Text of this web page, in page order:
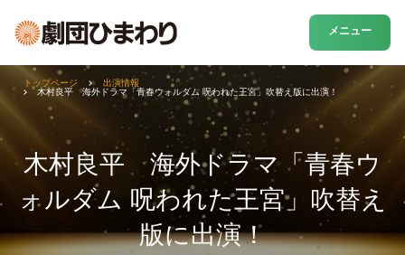
メニュー
木村良平 海外ドラマ「青春ウ
ォルダム 呪われた王宮」吹替え
版に出演！
トップページ
出演情報
木村良平 海外ドラマ「青春ウォルダム 呪われた王宮」吹替え版に出演！